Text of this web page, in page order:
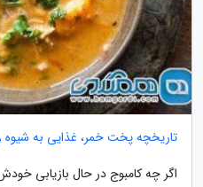
تاریخچه پخت خمر، غذایی به
اگر چه کامبوج در حال بازیابی